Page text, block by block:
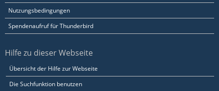
Nutzungsbedingungen
Spendenaufruf für Thunderbird
Hilfe zu dieser Webseite
Übersicht der Hilfe zur Webseite
Die Suchfunktion benutzen